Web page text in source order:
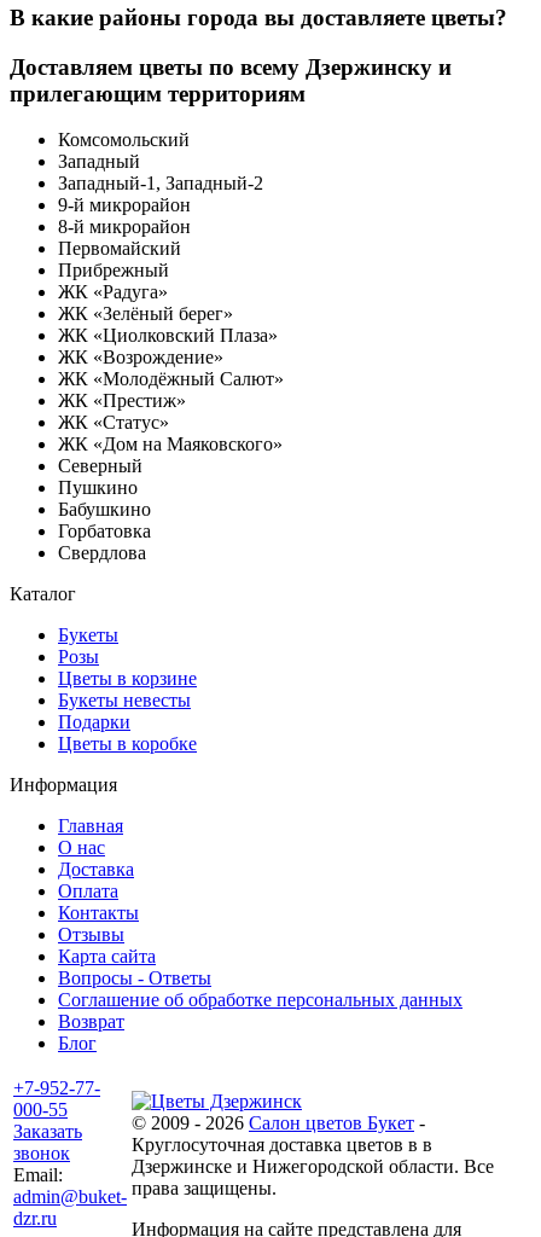
В какие районы города вы доставляете цветы?
Доставляем цветы по всему Дзержинску и
прилегающим территориям
Комсомольский
Западный
Западный-1, Западный-2
9-й микрорайон
8-й микрорайон
Первомайский
Прибрежный
ЖК «Радуга»
ЖК «Зелёный берег»
ЖК «Циолковский Плаза»
ЖК «Возрождение»
ЖК «Молодёжный Салют»
ЖК «Престиж»
ЖК «Статус»
ЖК «Дом на Маяковского»
Северный
Пушкино
Бабушкино
Горбатовка
Свердлова
Каталог
Букеты
Розы
Цветы в корзине
Букеты невесты
Подарки
Цветы в коробке
Информация
Главная
О нас
Доставка
Оплата
Контакты
Отзывы
Карта сайта
Вопросы - Ответы
Соглашение об обработке персональных данных
Возврат
Блог
+7-952-77-
000-55
Заказать
звонок
Email:
admin@buket-
dzr.ru
© 2009 - 2026 Салон цветов Букет -
Круглосуточная доставка цветов в в
Дзержинске и Нижегородской области. Все
права защищены.
Информация на сайте представлена для